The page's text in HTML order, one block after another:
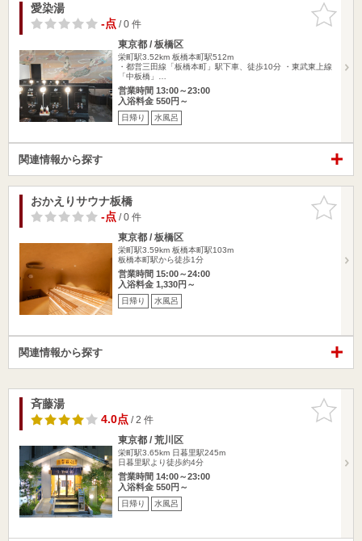
お気に入
りに追加
愛染湯
-点/ 0 件
東京都 / 板橋区
栄町駅3.52km 板橋本町駅512m
・都営三田線「板橋本町」駅下車、徒歩10分 ・東武東上線
「中板橋」…
営業時間 13:00～23:00
入浴料金 550円～
日帰り 水風呂
関連情報から探す
お気に入
りに追加
おかえりサウナ板橋
-点/ 0 件
東京都 / 板橋区
栄町駅3.59km 板橋本町駅103m
板橋本町駅から徒歩1分
営業時間 15:00～24:00
入浴料金 1,330円～
日帰り 水風呂
関連情報から探す
お気に入
りに追加
斉藤湯
4.0点/ 2 件
東京都 / 荒川区
栄町駅3.65km 日暮里駅245m
日暮里駅より徒歩約4分
営業時間 14:00～23:00
入浴料金 550円～
日帰り 水風呂